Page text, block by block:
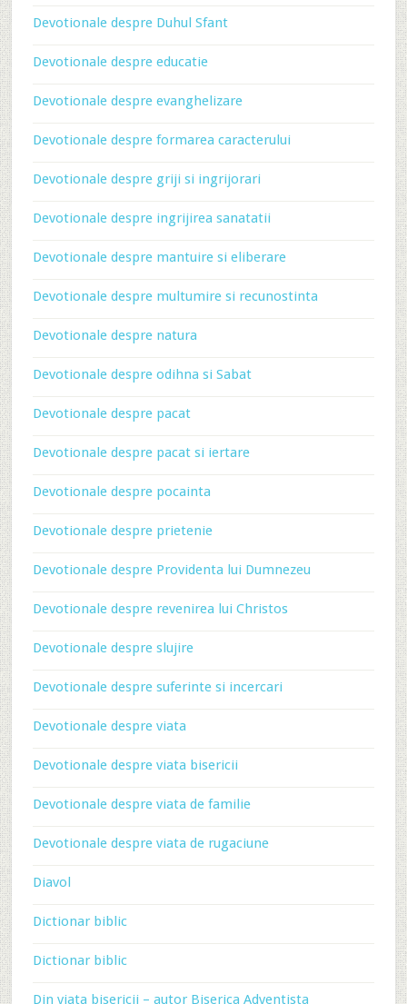
Devotionale despre Duhul Sfant
Devotionale despre educatie
Devotionale despre evanghelizare
Devotionale despre formarea caracterului
Devotionale despre griji si ingrijorari
Devotionale despre ingrijirea sanatatii
Devotionale despre mantuire si eliberare
Devotionale despre multumire si recunostinta
Devotionale despre natura
Devotionale despre odihna si Sabat
Devotionale despre pacat
Devotionale despre pacat si iertare
Devotionale despre pocainta
Devotionale despre prietenie
Devotionale despre Providenta lui Dumnezeu
Devotionale despre revenirea lui Christos
Devotionale despre slujire
Devotionale despre suferinte si incercari
Devotionale despre viata
Devotionale despre viata bisericii
Devotionale despre viata de familie
Devotionale despre viata de rugaciune
Diavol
Dictionar biblic
Dictionar biblic
Din viata bisericii – autor Biserica Adventista